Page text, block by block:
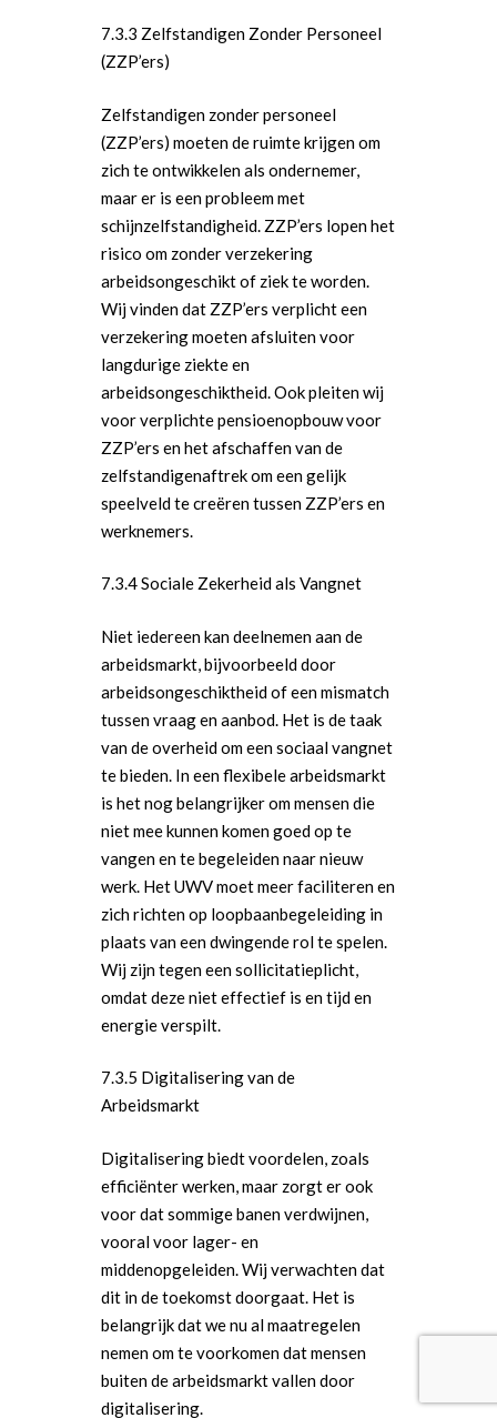
7.3.3 Zelfstandigen Zonder Personeel
(ZZP’ers)
Zelfstandigen zonder personeel
(ZZP’ers) moeten de ruimte krijgen om
zich te ontwikkelen als ondernemer,
maar er is een probleem met
schijnzelfstandigheid. ZZP’ers lopen het
risico om zonder verzekering
arbeidsongeschikt of ziek te worden.
Wij vinden dat ZZP’ers verplicht een
verzekering moeten afsluiten voor
langdurige ziekte en
arbeidsongeschiktheid. Ook pleiten wij
voor verplichte pensioenopbouw voor
ZZP’ers en het afschaffen van de
zelfstandigenaftrek om een gelijk
speelveld te creëren tussen ZZP’ers en
werknemers.
7.3.4 Sociale Zekerheid als Vangnet
Niet iedereen kan deelnemen aan de
arbeidsmarkt, bijvoorbeeld door
arbeidsongeschiktheid of een mismatch
tussen vraag en aanbod. Het is de taak
van de overheid om een sociaal vangnet
te bieden. In een flexibele arbeidsmarkt
is het nog belangrijker om mensen die
niet mee kunnen komen goed op te
vangen en te begeleiden naar nieuw
werk. Het UWV moet meer faciliteren en
zich richten op loopbaanbegeleiding in
plaats van een dwingende rol te spelen.
Wij zijn tegen een sollicitatieplicht,
omdat deze niet effectief is en tijd en
energie verspilt.
7.3.5 Digitalisering van de
Arbeidsmarkt
Digitalisering biedt voordelen, zoals
efficiënter werken, maar zorgt er ook
voor dat sommige banen verdwijnen,
vooral voor lager- en
middenopgeleiden. Wij verwachten dat
dit in de toekomst doorgaat. Het is
belangrijk dat we nu al maatregelen
nemen om te voorkomen dat mensen
buiten de arbeidsmarkt vallen door
digitalisering.